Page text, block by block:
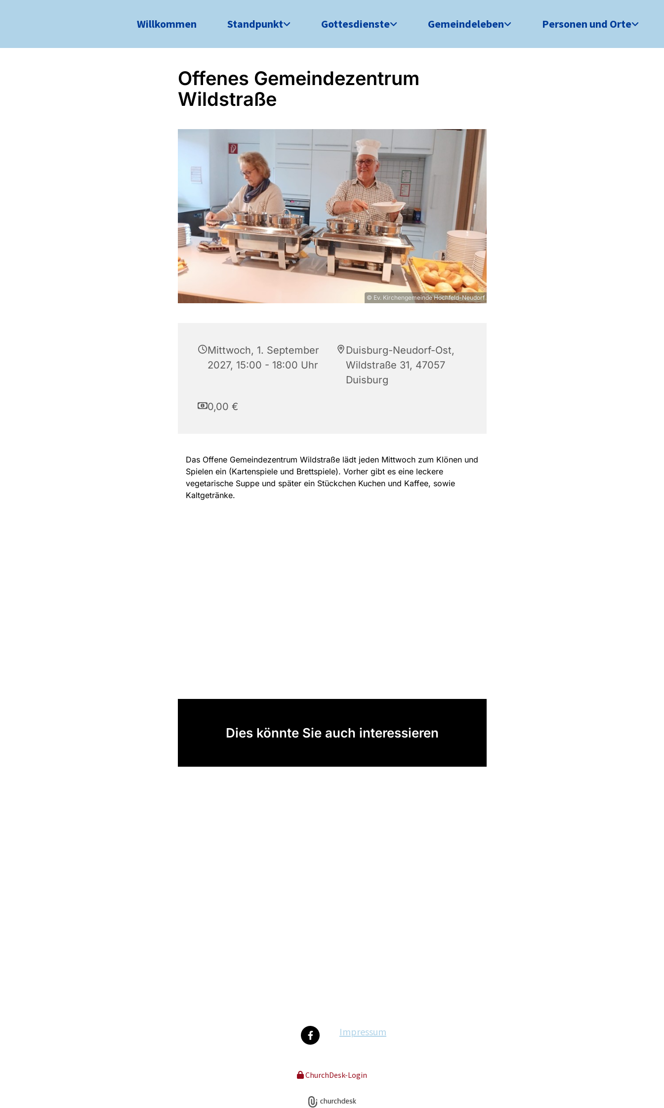
Willkommen Standpunkt Gottesdienste Gemeindeleben Personen und Orte
Offenes Gemeindezentrum
Wildstraße
© Ev. Kirchengemeinde Hochfeld-Neudorf
Mittwoch, 1. September
2027, 15:00 - 18:00 Uhr
Duisburg-Neudorf-Ost,
Wildstraße 31, 47057
Duisburg
0,00 €
Das Offene Gemeindezentrum Wildstraße lädt jeden Mittwoch zum Klönen und
Spielen ein (Kartenspiele und Brettspiele). Vorher gibt es eine leckere
vegetarische Suppe und später ein Stückchen Kuchen und Kaffee, sowie
Kaltgetränke.
Dies könnte Sie auch interessieren
Impressum
ChurchDesk-Login